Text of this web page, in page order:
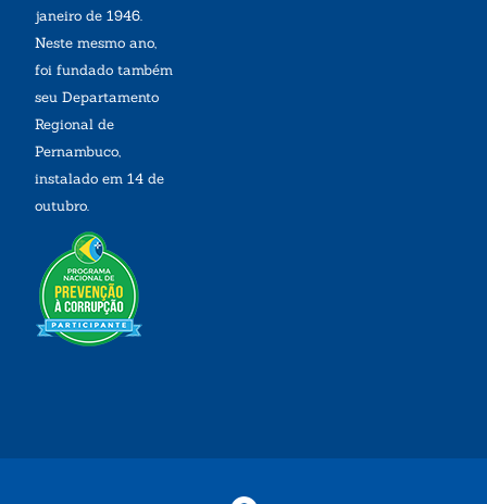
janeiro de 1946.
Neste mesmo ano,
foi fundado também
seu Departamento
Regional de
Pernambuco,
instalado em 14 de
outubro.